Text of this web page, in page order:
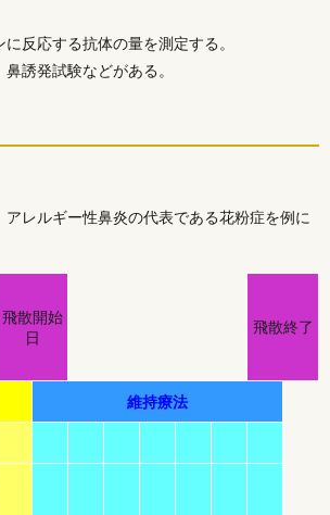
反応する抗体の量を測定する。
誘発試験などがある。
レルギー性鼻炎の代表である花粉症を例に
飛散開始
日
飛散終了
維持療法